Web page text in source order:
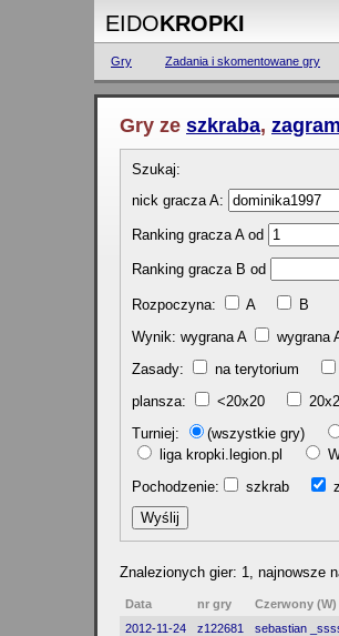
EIDOKROPKI
Gry Zadania i skomentowane gry
Gry ze szkraba,
Szukaj:
nick gracza A:
Ranking gracza A od
Ranking gracza B od
Rozpoczyna: A
B
Wynik: wygrana A
Zasady:
na terytorium
plansza:
<20x20
Turniej:
(wszystkie gry)
liga kropki.legion.pl
Pochodzenie:
szkrab
Znalezionych gier: 1, najnowsze
Data nr gry Czerwony (W)
2012-11-24
z122681 sebastian